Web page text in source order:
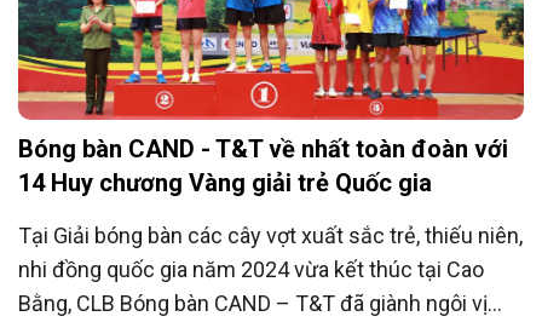
Bóng bàn CAND - T&T về nhất toàn đoàn với
14 Huy chương Vàng giải trẻ Quốc gia
Tại Giải bóng bàn các cây vợt xuất sắc trẻ, thiếu niên,
nhi đồng quốc gia năm 2024 vừa kết thúc tại Cao
Bằng, CLB Bóng bàn CAND – T&T đã giành ngôi vị